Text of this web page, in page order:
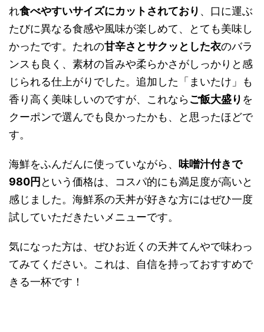
れ食べやすいサイズにカットされており 、口に運ぶ
たびに異なる食感や風味が楽しめて、とても美味し
かったです。たれの甘辛さとサクッとした衣のバラ
ンスも良く、素材の旨みや柔らかさがしっかりと感
じられる仕上がりでした。追加した「まいたけ」も
香り高く美味しいのですが、これならご飯大盛り を
クーポンで選んでも良かったかも、と思ったほどで
す。
海鮮をふんだんに使っていながら、 味噌汁付きで
980円という価格は、コスパ的にも満足度が高いと
感じました。海鮮系の天丼が好きな方にはぜひ一度
試していただきたいメニューです。
気になった方は、ぜひお近くの天丼てんやで味わっ
てみてください。これは、自信を持っておすすめで
きる一杯です！